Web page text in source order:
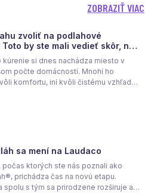
ZOBRAZIŤ VIAC
zvoliť na podlahové
by ste mali vedieť skôr, než
kúrenie si dnes nachádza miesto v
počte domácností. Mnohí ho
komfortu, iní kvôli čistému vzhľadu
tepla v miestnosti, ale aj na
a celkové fungovanie kúrenia.
sa mení na Laudaco
počas ktorých ste nás poznali ako
prichádza čas na novú etapu.
spolu s tým sa prirodzene rozširuje aj